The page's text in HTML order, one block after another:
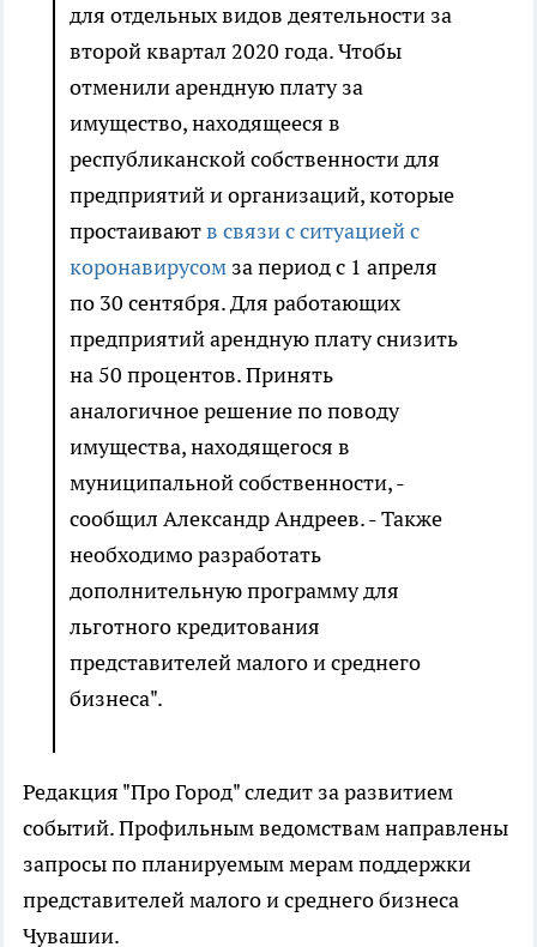
для отдельных видов деятельности за
второй квартал 2020 года. Чтобы
отменили арендную плату за
имущество, находящееся в
республиканской собственности для
предприятий и организаций, которые
простаиваютв связи с ситуацией с
коронавирусом за период с 1 апреля
по 30 сентября. Для работающих
предприятий арендную плату снизить
на 50 процентов. Принять
аналогичное решение по поводу
имущества, находящегося в
муниципальной собственности, -
сообщил Александр Андреев. - Также
необходимо разработать
дополнительную программу для
льготного кредитования
представителей малого и среднего
бизнеса".
Редакция "Про Город" следит за развитием
событий. Профильным ведомствам направлены
запросы по планируемым мерам поддержки
представителей малого и среднего бизнеса
Чувашии.